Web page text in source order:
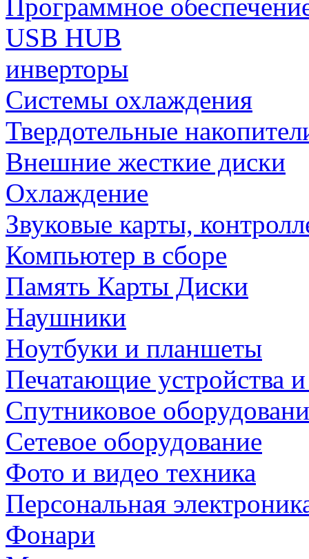
Программное
USB HUB
инверторы
Системы охлаждения
Твердотельные
Внешние жесткие диски
Охлаждение
Звуковые карты,
Компьютер в сборе
Память Карты Диски
Наушники
Ноутбуки и планшеты
Печатающие устройства
Спутниковое
Сетевое оборудование
Фото и видео техника
Персональная
Фонари